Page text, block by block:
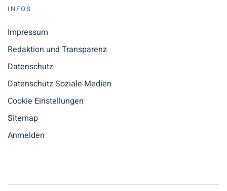
INFOS
Impressum
Redaktion und Transparenz
Datenschutz
Datenschutz Soziale Medien
Cookie Einstellungen
Sitemap
Anmelden